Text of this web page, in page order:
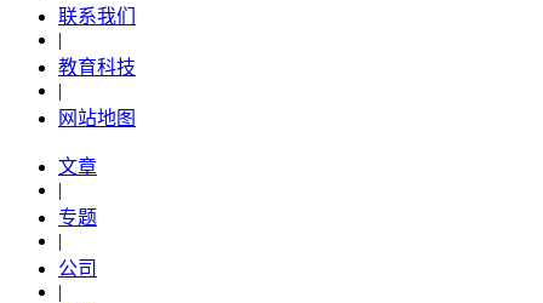
联系我们
|
教育科技
|
网站地图
文章
|
专题
|
公司
|